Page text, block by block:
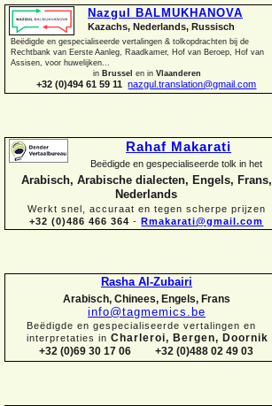
Nazgul BALMUKHANOVA
Kazachs, Nederlands, Russisch
Beëdigde en gespecialiseerde vertalingen & tolkopdrachten bij de
Rechtbank van Eerste Aanleg, Raadkamer, Hof van Beroep, Hof van
Assisen, voor huwelijken...
in Brussel en inVlaanderen
+32 (0)494 61 59 11nazgul.translation@gmail.com
Rahaf Makarati
Beëdigde en gespecialiseerde tolk in het
Arabisch, Arabische dialecten, Engels, Frans,
Nederlands
Werkt snel, accuraat en tegen scherpe prijzen
+32 (0)486 466 364 - Rmakarati@gmail.com
Rasha Al-Zubairi
Arabisch, Chinees, Engels, Frans
info@tagmemics.be
Beëdigde en gespecialiseerde vertalingen en
interpretaties in Charleroi, Bergen, Doornik
+32 (0)69 30 17 06 +32 (0)488 02 49 03